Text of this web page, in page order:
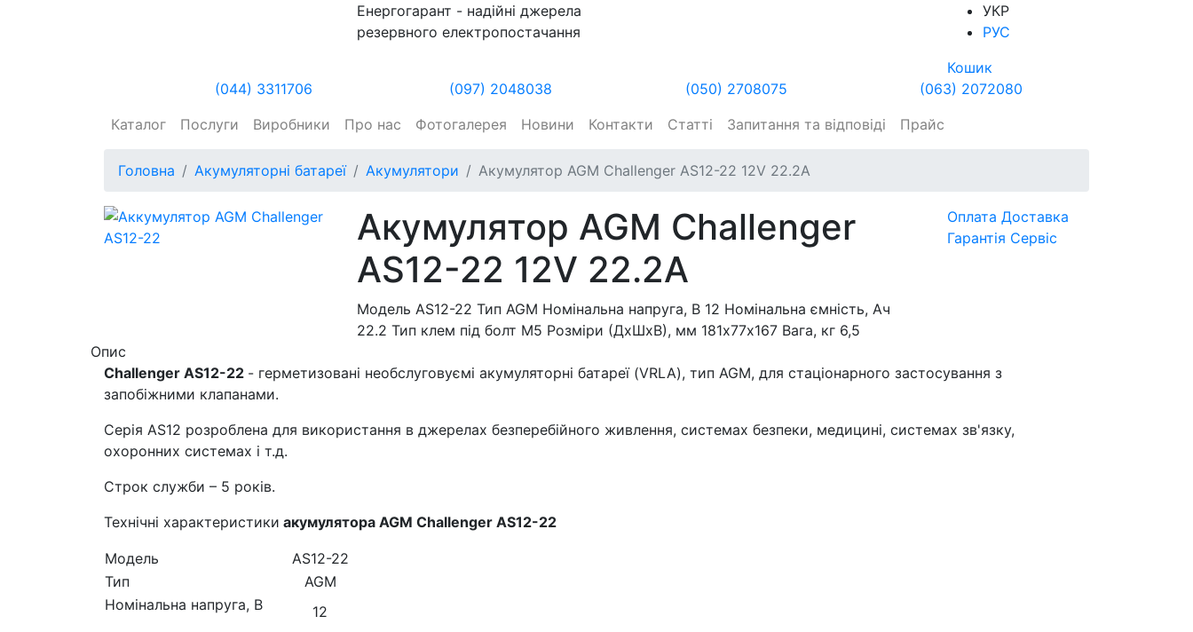
Енергогарант - надійні джерела
резервного електропостачання
УКР
РУС
Кошик
(044) 3311706
(097) 2048038 (050) 2708075
(063) 2072080
Каталог
Послуги Виробники Про нас Фотогалерея Новини Контакти Статті Запитання та відповіді Прайс
Головна Акумуляторні батареї Акумулятори Акумулятор AGM Challenger AS12-22 12V 22.2A
Акумулятор AGM Challenger
AS12-22 12V 22.2A
Модель AS12-22 Тип AGM Номінальна напруга, В 12 Номінальна ємність, Ач
22.2 Тип клем під болт М5 Розміри (ДхШхВ), мм 181х77х167 Вага, кг 6,5
Оплата Доставка
Гарантія Сервіс
Опис
Challenger AS12-22 - герметизовані необслуговуємі акумуляторні батареї (VRLA), тип AGM, для стаціонарного застосування з
запобіжними клапанами.
Серія AS12 розроблена для використання в джерелах безперебійного живлення, системах безпеки, медицині, системах зв'язку,
охоронних системах і т.д.
Строк служби – 5 років.
Технічні характеристики акумулятора AGM Challenger AS12-22
Модель
AS12-22
Тип
AGM
Номінальна напруга, В
12